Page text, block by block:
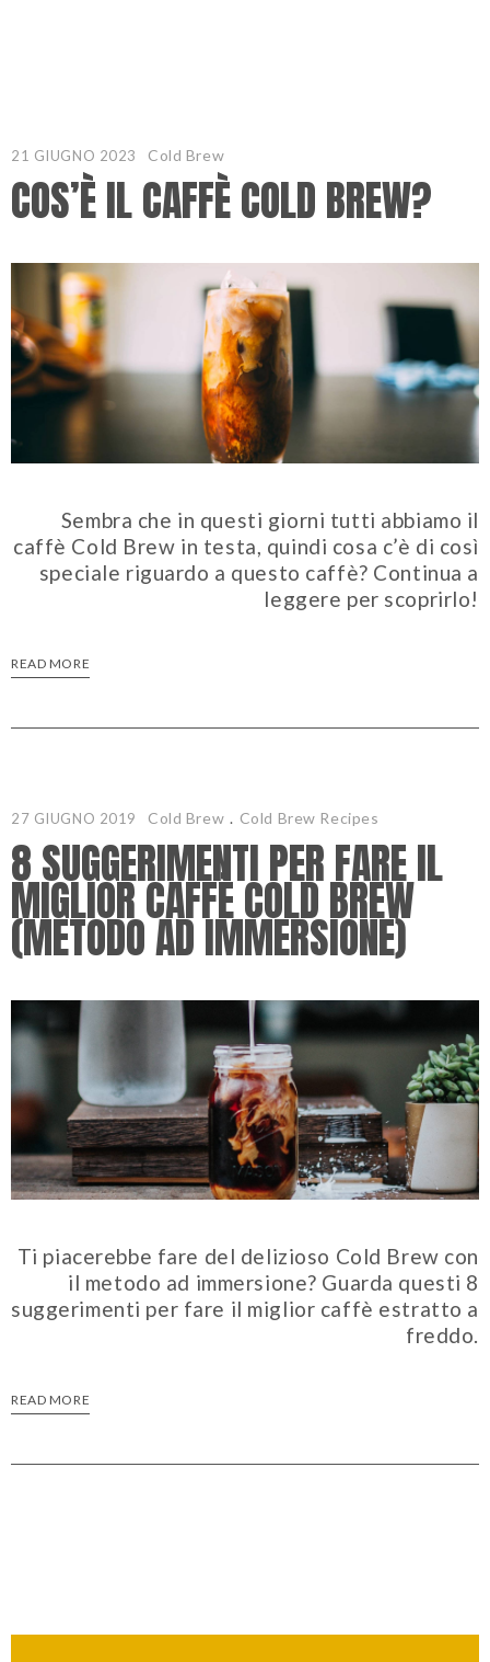
21 GIUGNO 2023 Cold Brew
COS’È IL CAFFÈ COLD BREW?
Sembra che in questi giorni tutti abbiamo il
caffè Cold Brew in testa, quindi cosa c’è di così
speciale riguardo a questo caffè? Continua a
leggere per scoprirlo!
READ MORE
27 GIUGNO 2019 Cold Brew . Cold Brew Recipes
8 SUGGERIMENTI PER FARE IL
MIGLIOR CAFFÈ COLD BREW
(METODO AD IMMERSIONE)
Ti piacerebbe fare del delizioso Cold Brew con
il metodo ad immersione? Guarda questi 8
suggerimenti per fare il miglior caffè estratto a
freddo.
READ MORE